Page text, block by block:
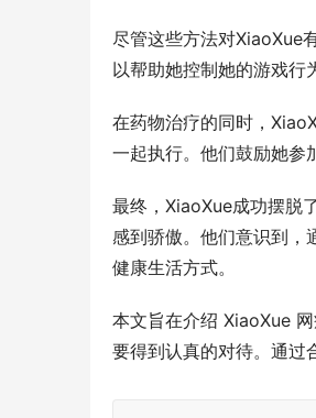
尽管这些方法对XiaoXue
以帮助她控制她的游戏行
在药物治疗的同时，
一起执行。他们鼓励她参
最终，XiaoXue成功摆脱
感到骄傲。他们意识到，
健康生活方式。
本文旨在介绍 XiaoXue
要得到认真的对待。通过